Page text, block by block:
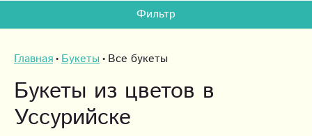
Фильтр
Главная Букеты Все букеты
Букеты из цветов в
Уссурийске